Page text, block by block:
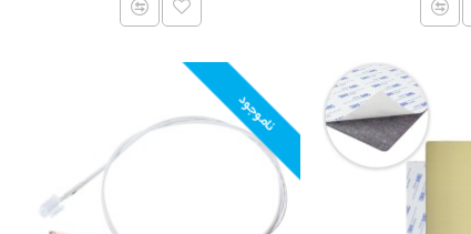
ناموجود